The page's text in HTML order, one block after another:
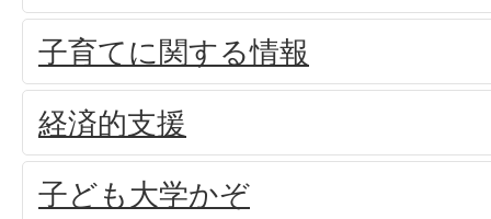
子育てに関する情報
経済的支援
子ども大学かぞ